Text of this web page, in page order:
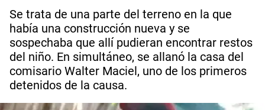
Se trata de una parte del terreno en la que
había una construcción nueva y se
sospechaba que allí pudieran encontrar restos
del niño. En simultáneo, se allanó la casa del
comisario Walter Maciel, uno de los primeros
detenidos de la causa.